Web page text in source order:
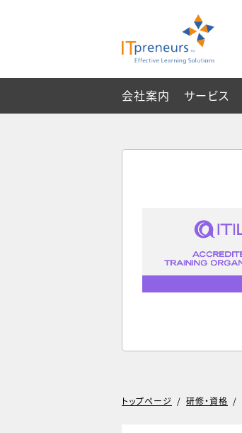
会社案内 サービス
トップページ / 研修・資格 /